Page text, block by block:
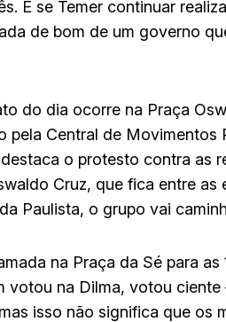
E se Temer continuar
de bom de um governo
do dia ocorre na Praça
pela Central de
o protesto contra as
Cruz, que fica entre
Paulista, o grupo vai
na Praça da Sé para
votou na Dilma, votou
isso não significa que os